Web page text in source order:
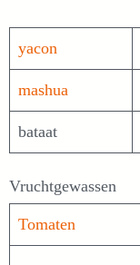
yacon
mashua
bataat
Vruchtgewassen
Tomaten